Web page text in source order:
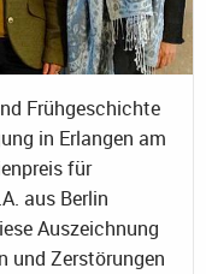
Frühgeschichte
in Erlangen am
für
aus Berlin
Auszeichnung
und Zerstörungen